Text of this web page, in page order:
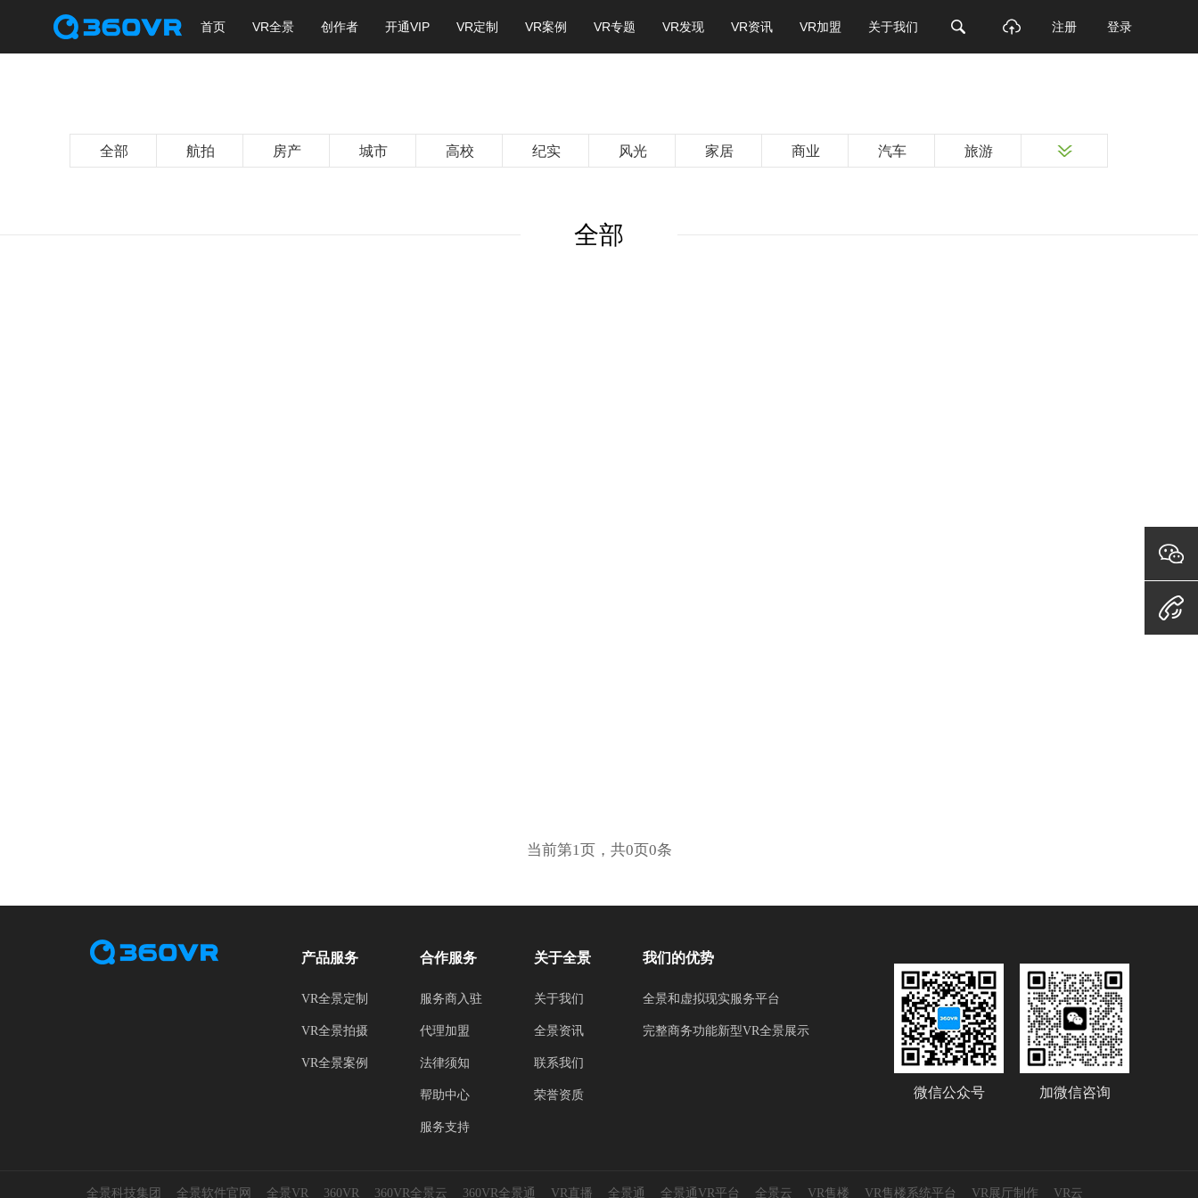
首页 VR全景 创作者 开通VIP VR定制 VR案例 VR专题 VR发现 VR资讯 VR加盟 关于我们 注册 登录
全部 航拍 房产 城市 高校 纪实 风光 家居 商业 汽车 旅游
全部
当前第1页，共0页0条
产品服务
VR全景定制
VR全景拍摄
VR全景案例
合作服务
服务商入驻
代理加盟
法律须知
帮助中心
服务支持
关于全景
关于我们
全景资讯
联系我们
荣誉资质
我们的优势
全景和虚拟现实服务平台
完整商务功能新型VR全景展示
微信公众号 加微信咨询
全景科技集团 全景软件官网 全景VR 360VR 360VR全景云 360VR全景通 VR直播 全景通 全景通VR平台 全景云 VR售楼 VR售楼系统平台 VR展厅制作 VR云